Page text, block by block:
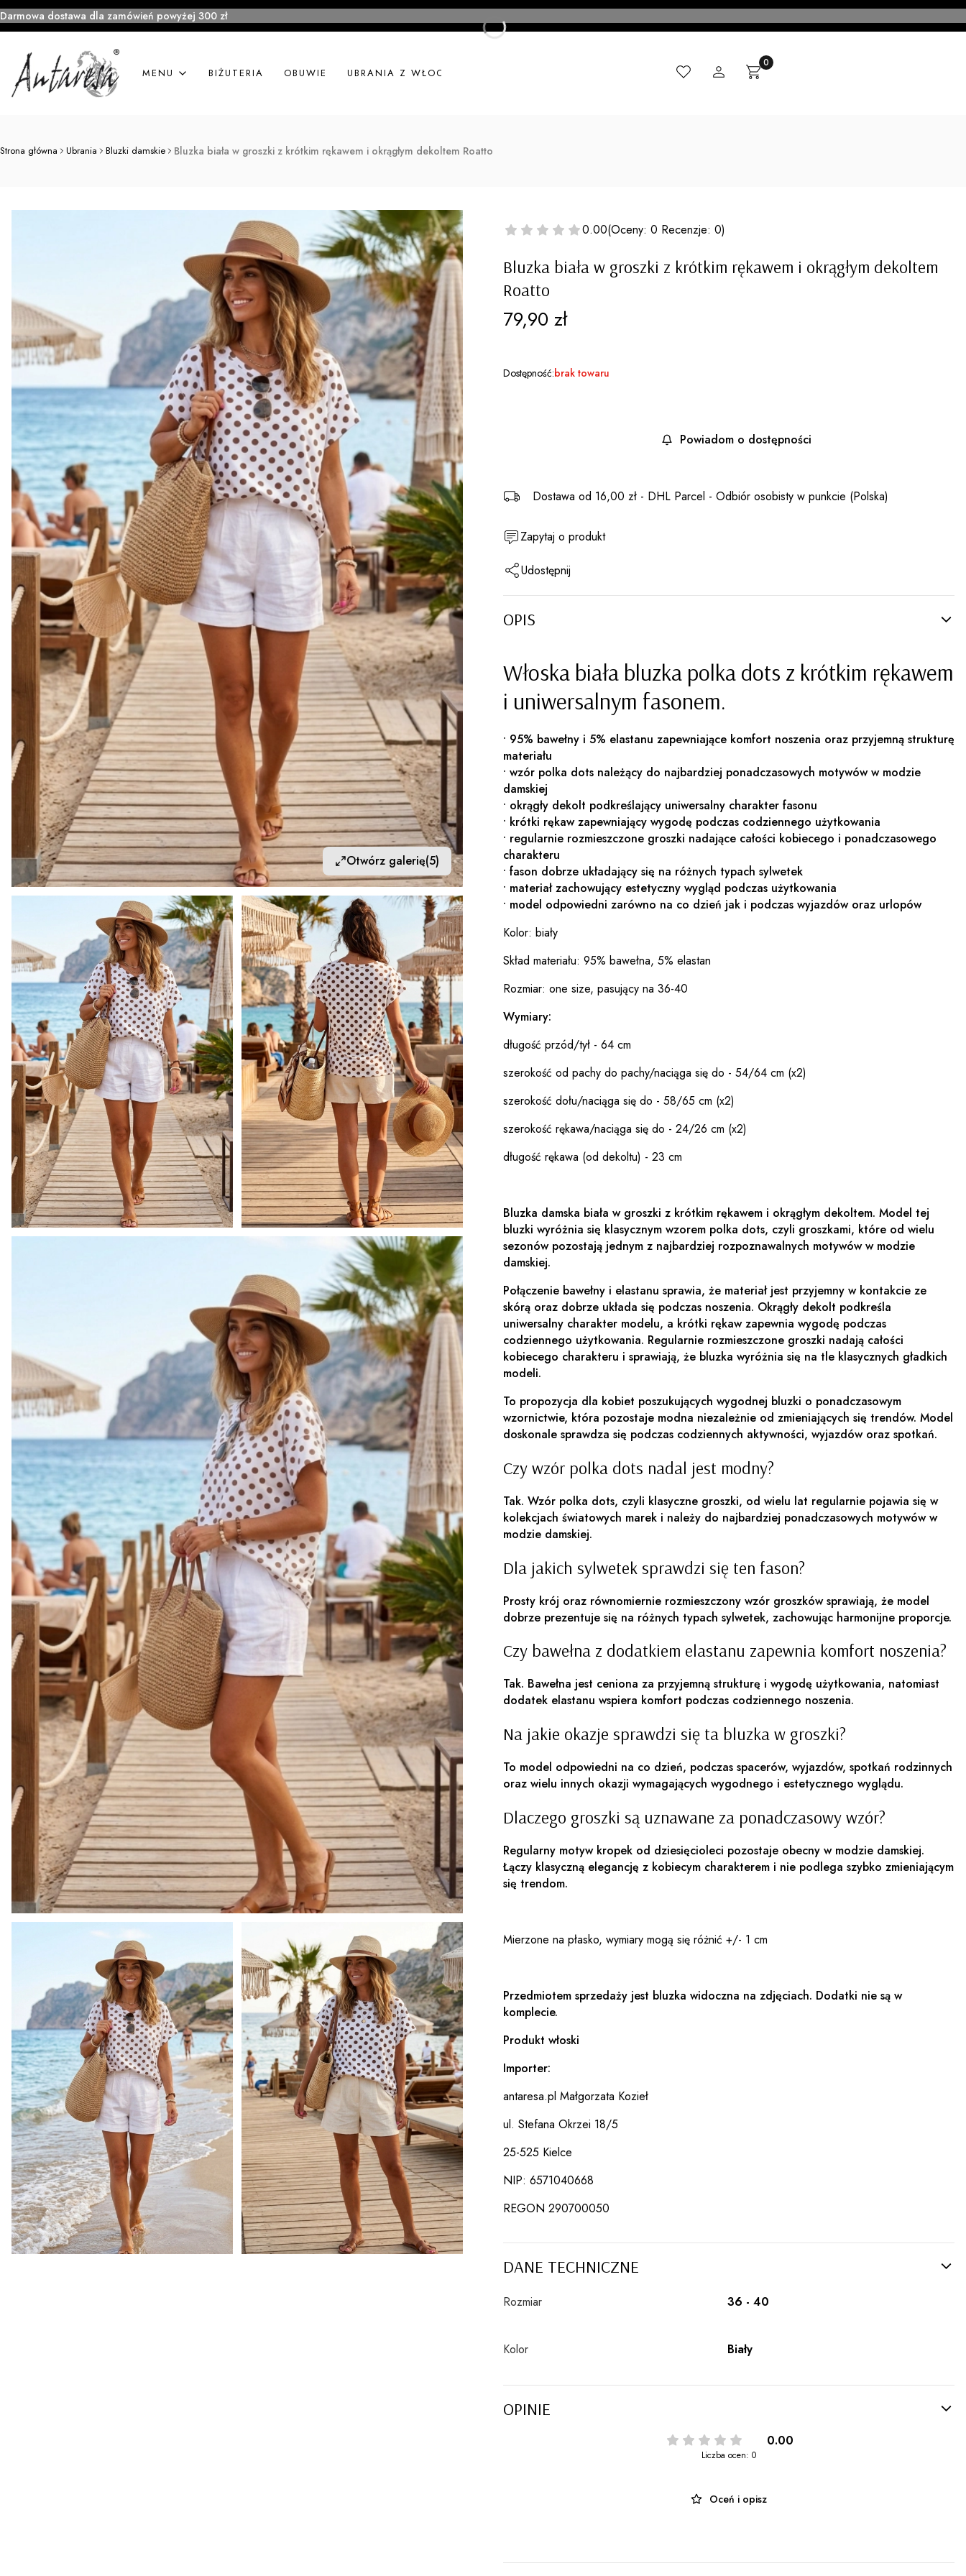
Darmowa dostawa dla zamówień powyżej 300 zł
MENU BIŻUTERIA OBUWIE UBRANIA Z WŁOCH MADE IN ITALY
UlubioneZaloguj sięProdukty w koszyku: 0. Zobacz szczegóły
Koszyk
Strona główna Ubrania Bluzki damskie Bluzka biała w groszki z krótkim rękawem i okrągłym dekoltem Roatto
Otwórz galerię(5)
0.00(Oceny: 0 Recenzje: 0)
Bluzka biała w groszki z krótkim rękawem i okrągłym dekoltem
Roatto
Cena
79,90 zł
Dostępność:brak towaru
Powiadom o dostępności
Dostawa od 16,00 zł - DHL Parcel - Odbiór osobisty w punkcie (Polska)
Zapytaj o produkt
Udostępnij
OPIS
Włoska biała bluzka polka dots z krótkim rękawem
i uniwersalnym fasonem.
• 95% bawełny i 5% elastanu zapewniające komfort noszenia oraz przyjemną strukturę
materiału
• wzór polka dots należący do najbardziej ponadczasowych motywów w modzie
damskiej
• okrągły dekolt podkreślający uniwersalny charakter fasonu
• krótki rękaw zapewniający wygodę podczas codziennego użytkowania
• regularnie rozmieszczone groszki nadające całości kobiecego i ponadczasowego
charakteru
• fason dobrze układający się na różnych typach sylwetek
• materiał zachowujący estetyczny wygląd podczas użytkowania
• model odpowiedni zarówno na co dzień jak i podczas wyjazdów oraz urlopów
Kolor: biały
Skład materiału: 95% bawełna, 5% elastan
Rozmiar: one size, pasujący na 36-40
Wymiary:
długość przód/tył - 64 cm
szerokość od pachy do pachy/naciąga się do - 54/64 cm (x2)
szerokość dołu/naciąga się do - 58/65 cm (x2)
szerokość rękawa/naciąga się do - 24/26 cm (x2)
długość rękawa (od dekoltu) - 23 cm
Bluzka damska biała w groszki z krótkim rękawem i okrągłym dekoltem. Model tej
bluzki wyróżnia się klasycznym wzorem polka dots, czyli groszkami, które od wielu
sezonów pozostają jednym z najbardziej rozpoznawalnych motywów w modzie
damskiej.
Połączenie bawełny i elastanu sprawia, że materiał jest przyjemny w kontakcie ze
skórą oraz dobrze układa się podczas noszenia. Okrągły dekolt podkreśla
uniwersalny charakter modelu, a krótki rękaw zapewnia wygodę podczas
codziennego użytkowania. Regularnie rozmieszczone groszki nadają całości
kobiecego charakteru i sprawiają, że bluzka wyróżnia się na tle klasycznych gładkich
modeli.
To propozycja dla kobiet poszukujących wygodnej bluzki o ponadczasowym
wzornictwie, która pozostaje modna niezależnie od zmieniających się trendów. Model
doskonale sprawdza się podczas codziennych aktywności, wyjazdów oraz spotkań.
Czy wzór polka dots nadal jest modny?
Tak. Wzór polka dots, czyli klasyczne groszki, od wielu lat regularnie pojawia się w
kolekcjach światowych marek i należy do najbardziej ponadczasowych motywów w
modzie damskiej.
Dla jakich sylwetek sprawdzi się ten fason?
Prosty krój oraz równomiernie rozmieszczony wzór groszków sprawiają, że model
dobrze prezentuje się na różnych typach sylwetek, zachowując harmonijne proporcje.
Czy bawełna z dodatkiem elastanu zapewnia komfort noszenia?
Tak. Bawełna jest ceniona za przyjemną strukturę i wygodę użytkowania, natomiast
dodatek elastanu wspiera komfort podczas codziennego noszenia.
Na jakie okazje sprawdzi się ta bluzka w groszki?
To model odpowiedni na co dzień, podczas spacerów, wyjazdów, spotkań rodzinnych
oraz wielu innych okazji wymagających wygodnego i estetycznego wyglądu.
Dlaczego groszki są uznawane za ponadczasowy wzór?
Regularny motyw kropek od dziesięcioleci pozostaje obecny w modzie damskiej.
Łączy klasyczną elegancję z kobiecym charakterem i nie podlega szybko zmieniającym
się trendom.
Mierzone na płasko, wymiary mogą się różnić +/- 1 cm
Przedmiotem sprzedaży jest bluzka widoczna na zdjęciach. Dodatki nie są w
komplecie.
Produkt włoski
Importer:
antaresa.pl Małgorzata Kozieł
ul. Stefana Okrzei 18/5
25-525 Kielce
NIP: 6571040668
REGON 290700050
DANE TECHNICZNE
Rozmiar 36 - 40
Kolor Biały
OPINIE
0.00
Liczba ocen: 0
Oceń i opisz